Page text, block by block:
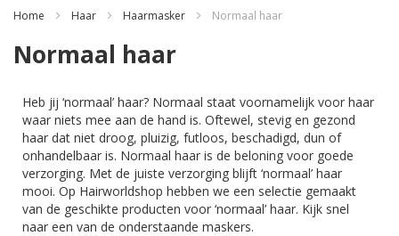
Home Haar Haarmasker Normaal haar
Normaal haar
Heb jij ‘normaal’ haar? Normaal staat voornamelijk voor haar
waar niets mee aan de hand is. Oftewel, stevig en gezond
haar dat niet droog, pluizig, futloos, beschadigd, dun of
onhandelbaar is. Normaal haar is de beloning voor goede
verzorging. Met de juiste verzorging blijft ‘normaal’ haar
mooi. Op Hairworldshop hebben we een selectie gemaakt
van de geschikte producten voor ‘normaal’ haar. Kijk snel
naar een van de onderstaande maskers.